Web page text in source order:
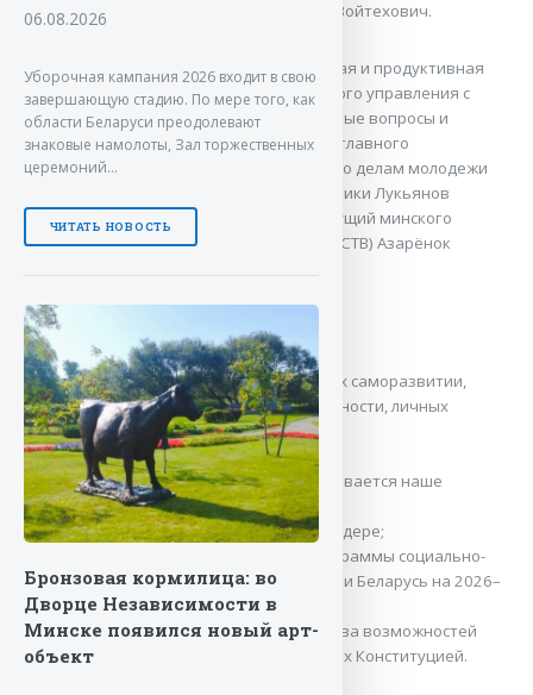
это реальность» – подчеркнул Алексей Войтехович.
В рамках форума состоялась насыщенная и продуктивная
диалоговая площадка молодежи Главного управления с
приглашенными спикерами. На различные вопросы и
волнующие темы отвечали: начальник главного
управления идеологической работы и по делам молодежи
Мингорисполкома, член Совета республики Лукьянов
Александр Сергеевич и журналист, ведущий минского
телеканала «Столичное телевидение» (СТВ) Азарёнок
Были затронуты темы:
о карьерном росте приглашенных, их саморазвитии,
самоотдаче своему делу, инициативности, личных
лайфхаках;
традиционных семейных ценностей;
реальных вызовах, с которым сталкивается наше
государство на сегодняшний день;
о сильном государстве — сильном лидере;
о подходах к разработке новой программы социально-
экономического развития Республики Беларусь на 2026–
2030 годы;
о реальном использовании множества возможностей
нашей молодёжью, предусмотренных Конституцией.
06.08.2026
Уборочная кампания 2026 входит в свою
завершающую стадию. По мере того, как
области Беларуси преодолевают
знаковые намолоты, Зал торжественных
церемоний…
ЧИТАТЬ НОВОСТЬ
Бронзовая кормилица: во
Дворце Независимости в
Минске появился новый арт-
объект